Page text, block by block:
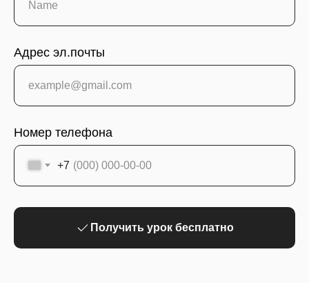
Адрес эл.почты
Номер телефона
+7
Получить урок бесплатно